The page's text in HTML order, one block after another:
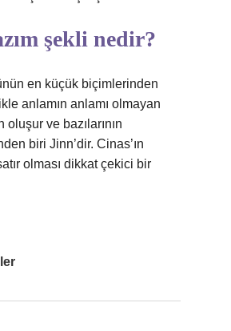
şekli nedir?
en küçük biçimlerinden
anlamın anlamı olmayan
oluşur ve bazılarının
biri Jinn’dir. Cinas’ın
olması dikkat çekici bir